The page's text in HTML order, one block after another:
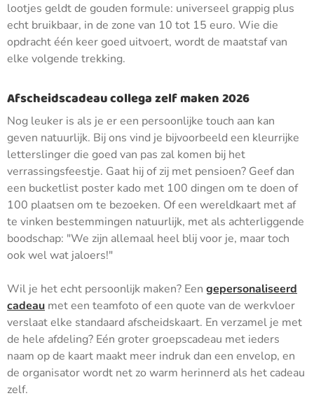
lootjes geldt de gouden formule: universeel grappig plus
echt bruikbaar, in de zone van 10 tot 15 euro. Wie die
opdracht één keer goed uitvoert, wordt de maatstaf van
elke volgende trekking.
Afscheidscadeau collega zelf maken 2026
Nog leuker is als je er een persoonlijke touch aan kan
geven natuurlijk. Bij ons vind je bijvoorbeeld een kleurrijke
letterslinger die goed van pas zal komen bij het
verrassingsfeestje. Gaat hij of zij met pensioen? Geef dan
een bucketlist poster kado met 100 dingen om te doen of
100 plaatsen om te bezoeken. Of een wereldkaart met af
te vinken bestemmingen natuurlijk, met als achterliggende
boodschap: "We zijn allemaal heel blij voor je, maar toch
ook wel wat jaloers!"
Wil je het echt persoonlijk maken? Een gepersonaliseerd
cadeau met een teamfoto of een quote van de werkvloer
verslaat elke standaard afscheidskaart. En verzamel je met
de hele afdeling? Eén groter groepscadeau met ieders
naam op de kaart maakt meer indruk dan een envelop, en
de organisator wordt net zo warm herinnerd als het cadeau
zelf.